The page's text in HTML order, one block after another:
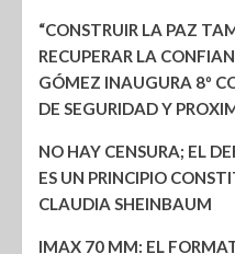
“CONSTRUIR LA PAZ
RECUPERAR LA
GÓMEZ INAUGURA 8º
DE SEGURIDAD Y
NO HAY CENSURA; EL
ES UN PRINCIPIO
CLAUDIA SHEINBAUM
IMAX 70 MM: EL